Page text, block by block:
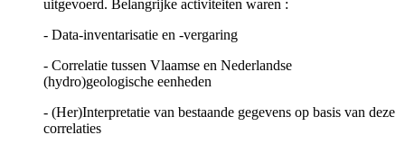
uitgevoerd. Belangrijke activiteiten waren :
- Data-inventarisatie en -vergaring
- Correlatie tussen Vlaamse en Nederlandse
(hydro)geologische eenheden
- (Her)Interpretatie van bestaande gegevens op basis van deze
correlaties